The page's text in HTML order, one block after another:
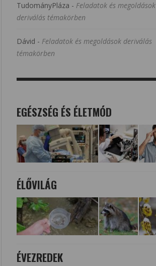
TudományPláza - Feladatok és megoldások
deriválás témakörben
Dávid - Feladatok és megoldások deriválás
témakörben
EGÉSZSÉG ÉS ÉLETMÓD
ÉLŐVILÁG
ÉVEZREDEK